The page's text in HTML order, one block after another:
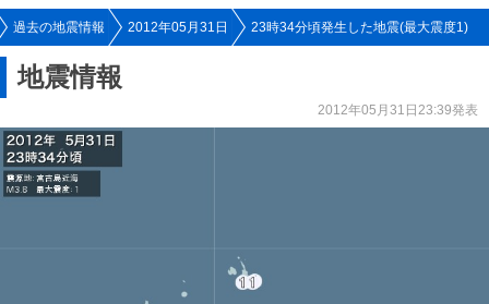
過去の地震情報 2012年05月31日 23時34分頃発生した地震(最大震度1)
地震情報
2012年05月31日23:39発表